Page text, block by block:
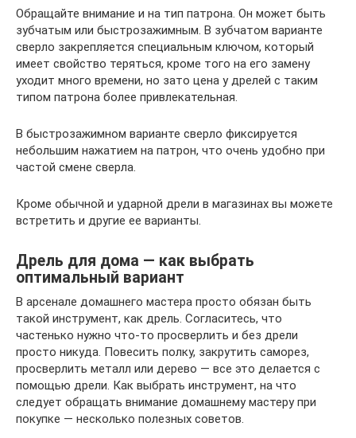
Обращайте внимание и на тип патрона. Он может быть
зубчатым или быстрозажимным. В зубчатом варианте
сверло закрепляется специальным ключом, который
имеет свойство теряться, кроме того на его замену
уходит много времени, но зато цена у дрелей с таким
типом патрона более привлекательная.
В быстрозажимном варианте сверло фиксируется
небольшим нажатием на патрон, что очень удобно при
частой смене сверла.
Кроме обычной и ударной дрели в магазинах вы можете
встретить и другие ее варианты.
Дрель для дома — как выбрать
оптимальный вариант
В арсенале домашнего мастера просто обязан быть
такой инструмент, как дрель. Согласитесь, что
частенько нужно что-то просверлить и без дрели
просто никуда. Повесить полку, закрутить саморез,
просверлить металл или дерево — все это делается с
помощью дрели. Как выбрать инструмент, на что
следует обращать внимание домашнему мастеру при
покупке — несколько полезных советов.